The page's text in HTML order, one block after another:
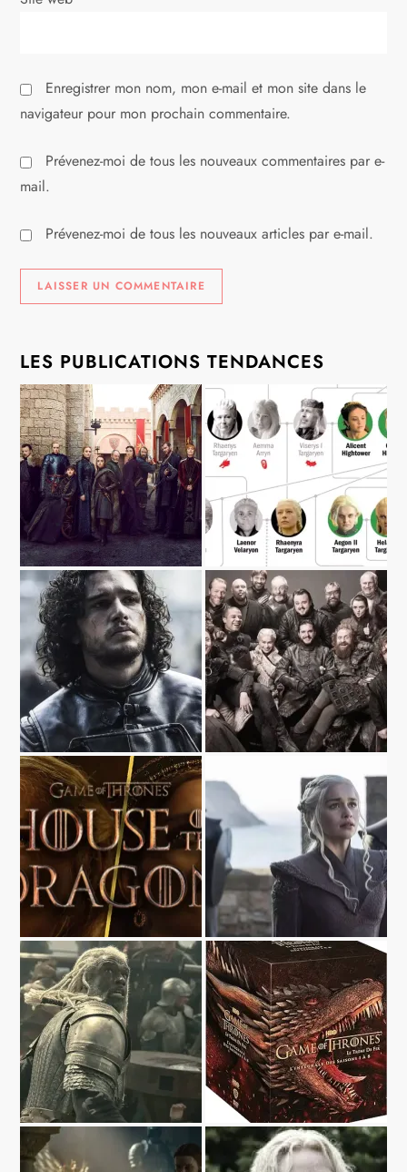
l
e
Enregistrer mon nom, mon e-mail et mon site dans le
navigateur pour mon prochain commentaire.
Prévenez-moi de tous les nouveaux commentaires par e-
mail.
Prévenez-moi de tous les nouveaux articles par e-mail.
LES PUBLICATIONS TENDANCES